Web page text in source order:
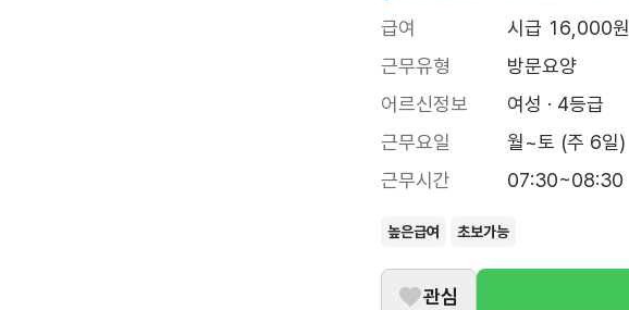
급여
시급 16,000원
근무유형
방문요양
어르신정보
여성 · 4등급
근무요일
월~토 (주 6일)
근무시간
07:30~08:30
높은급여 초보가능
관심